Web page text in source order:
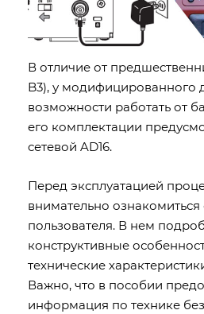
В отличие от
B3), у модифицированного
возможности работать от
его комплектации
сетевой AD16.
Перед эксплуатацией
внимательно ознакомиться
пользователя. В нем
конструктивные
технические
Важно, что в пособии
информация по технике